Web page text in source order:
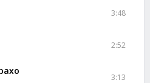
3:48
2:52
3:13